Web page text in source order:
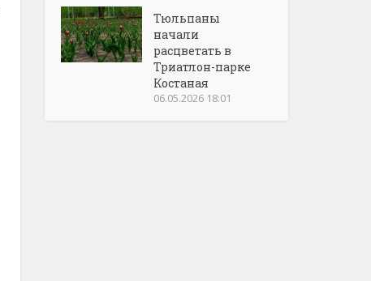
Тюльпаны
начали
расцветать в
Триатлон-парке
Костаная
06.05.2026 18:01